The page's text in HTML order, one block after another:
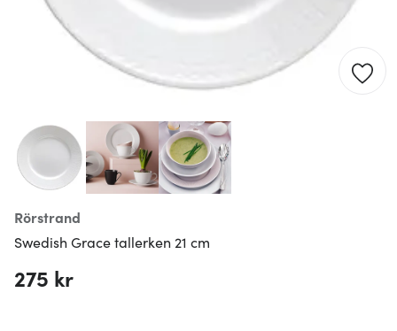
Rörstrand
Swedish Grace tallerken 21 cm
275 kr